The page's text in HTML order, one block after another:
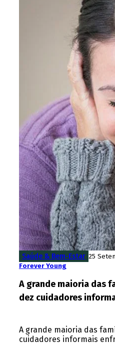
Saúde & Bem-Estar 25
Forever Young
A grande maioria das
dez cuidadores
A grande maioria das
cuidadores informais